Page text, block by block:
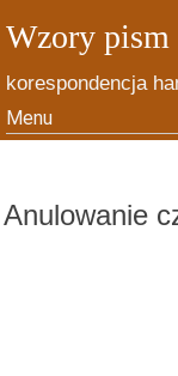
Wzory pism
korespondencja
Menu
Skip to content
Anulowanie